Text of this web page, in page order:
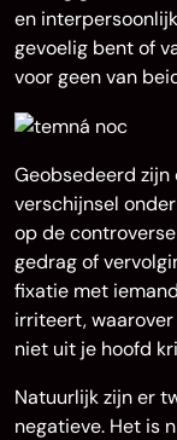
en
gevoelig bent of
voor geen van
Geobsedeerd
verschijnsel
op de
gedrag of
fixatie met
irriteert,
niet uit je hoofd
Natuurlijk zijn er
negatieve. Het is